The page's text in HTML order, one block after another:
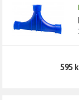
595